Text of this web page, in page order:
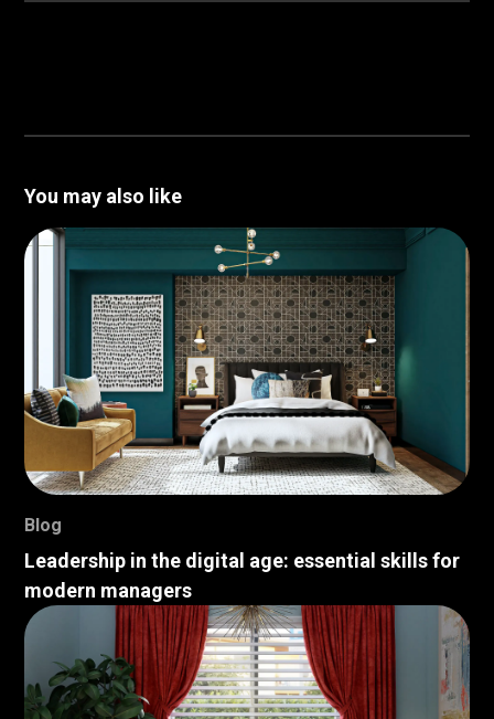
You may also like
Blog
Leadership in the digital age: essential skills for
modern managers